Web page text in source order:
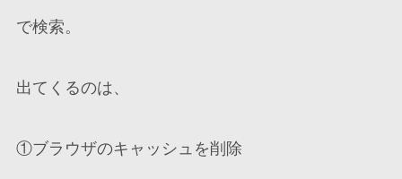
で検索。
出てくるのは、
①ブラウザのキャッシュを削除